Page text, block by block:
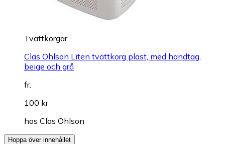
Tvättkorgar
Clas Ohlson Liten tvättkorg plast, med handtag,
beige och grå
fr.
100 kr
hos Clas Ohlson
Hoppa över innehållet